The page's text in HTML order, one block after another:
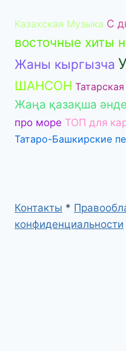
Казахская Музыка С
восточные хиты
Жаны кыргызча
ШАНСОН
Жаңа қазақша
про море ТОП для
Татаро-Башкирские
Контакты *
конфиденциальности